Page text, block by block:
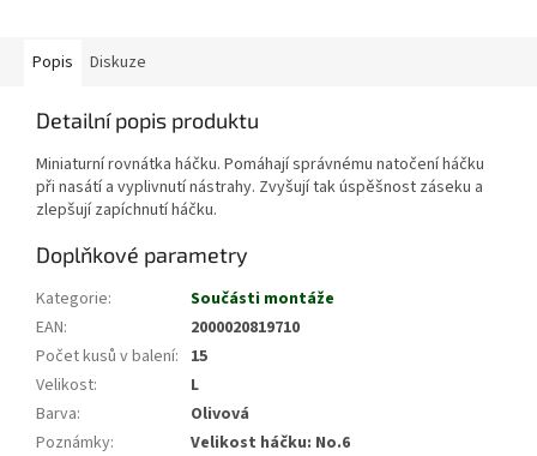
Popis Diskuze
Detailní popis produktu
Miniaturní rovnátka háčku. Pomáhají správnému natočení háčku
při nasátí a vyplivnutí nástrahy. Zvyšují tak úspěšnost záseku a
zlepšují zapíchnutí háčku.
Doplňkové parametry
Kategorie:
Součásti montáže
EAN:
2000020819710
Počet kusů v balení: 15
Velikost:
L
Barva:
Olivová
Poznámky: Velikost háčku: No.6